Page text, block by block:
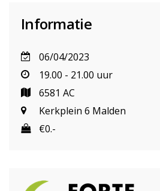
Informatie
06/04/2023
19.00 - 21.00 uur
6581 AC
Kerkplein 6 Malden
€0.-